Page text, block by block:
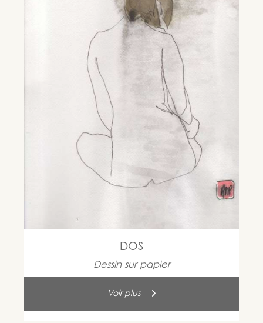
DOS
Dessin sur papier
Voir plus